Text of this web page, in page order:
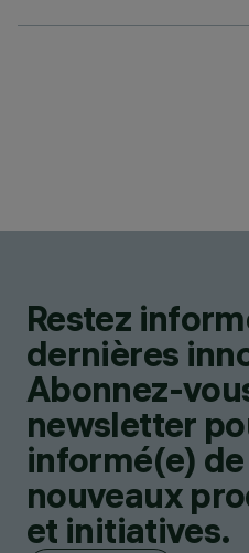
Restez
dernières
Abonnez-
newsletter
informé(e)
nouveaux
et initiatives.